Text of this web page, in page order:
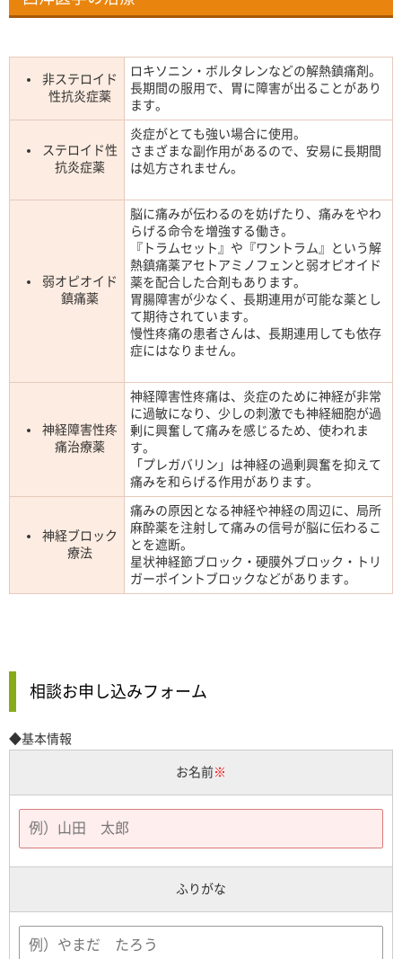
非ステロイド
性抗炎症薬
ロキソニン・ボルタレンなどの解熱鎮痛剤。
長期間の服用で、胃に障害が出ることがあり
ます。
ステロイド性
抗炎症薬
炎症がとても強い場合に使用。
さまざまな副作用があるので、安易に長期間
は処方されません。
弱オピオイド
鎮痛薬
脳に痛みが伝わるのを妨げたり、痛みをやわ
らげる命令を増強する働き。
『トラムセット』や『ワントラム』という解
熱鎮痛薬アセトアミノフェンと弱オピオイド
薬を配合した合剤もあります。
胃腸障害が少なく、長期連用が可能な薬とし
て期待されています。
慢性疼痛の患者さんは、長期連用しても依存
症にはなりません。
神経障害性疼
痛治療薬
神経障害性疼痛は、炎症のために神経が非常
に過敏になり、少しの刺激でも神経細胞が過
剰に興奮して痛みを感じるため、使われま
す。
「プレガバリン」は神経の過剰興奮を抑えて
痛みを和らげる作用があります。
神経ブロック
療法
痛みの原因となる神経や神経の周辺に、局所
麻酔薬を注射して痛みの信号が脳に伝わるこ
とを遮断。
星状神経節ブロック・硬膜外ブロック・トリ
ガーポイントブロックなどがあります。
相談お申し込みフォーム
◆基本情報
お名前※
ふりがな